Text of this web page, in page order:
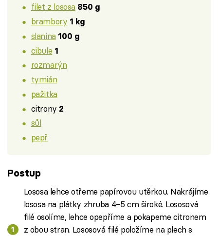
filet z lososa 850 g
brambory 1 kg
slanina 100 g
cibule 1
rozmarýn
tymián
pažitka
citrony 2
sůl
pepř
Postup
Lososa lehce otřeme papírovou utěrkou. Nakrájíme
lososa na plátky zhruba 4–5 cm široké. Lososová
filé osolíme, lehce opepříme a pokapeme citronem
z obou stran. Lososová filé položíme na plech s